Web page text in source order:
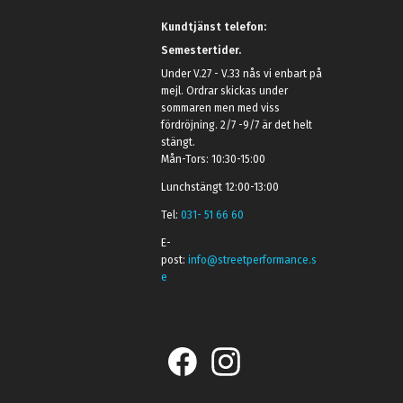
Kundtjänst telefon:
Semestertider.
Under V.27 - V.33 nås vi enbart på
mejl. Ordrar skickas under
sommaren men med viss
fördröjning. 2/7 -9/7 är det helt
stängt.
Mån-Tors: 10:30-15:00
Lunchstängt 12:00-13:00
Tel:031- 51 66 60
E-
post:info@streetperformance.s
e